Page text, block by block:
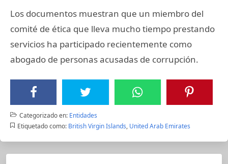
Los documentos muestran que un miembro del
comité de ética que lleva mucho tiempo prestando
servicios ha participado recientemente como
abogado de personas acusadas de corrupción.
Categorizado en: Entidades
Etiquetado como: British Virgin Islands, United Arab Emirates